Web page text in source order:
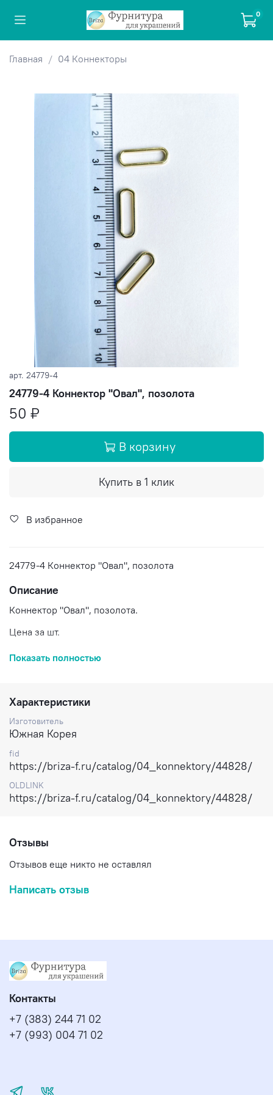
0
Главная 04 Коннекторы
арт. 24779-4
24779-4 Коннектор "Овал", позолота
50 ₽
В корзину
Купить в 1 клик
В избранное
24779-4 Коннектор "Овал", позолота
Описание
Коннектор "Овал", позолота.
Цена за шт.
Доставка по России.
Показать полностью
Характеристики
Изготовитель
Южная Корея
fid
https://briza-f.ru/catalog/04_konnektory/44828/
OLDLINK
https://briza-f.ru/catalog/04_konnektory/44828/
Отзывы
Отзывов еще никто не оставлял
Написать отзыв
Контакты
+7 (383) 244 71 02
+7 (993) 004 71 02